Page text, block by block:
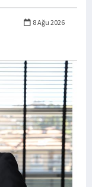
8 Ağu 2026